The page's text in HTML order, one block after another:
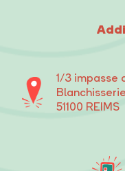
1/3 impasse
Blanchisserie
51100 REIMS